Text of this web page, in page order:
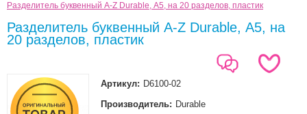
Разделитель буквенный A-Z Durable, А5, на 20 разделов, пластик
Разделитель буквенный A-Z Durable, А5, на
20 разделов, пластик
Артикул: D6100-02
Производитель: Durable